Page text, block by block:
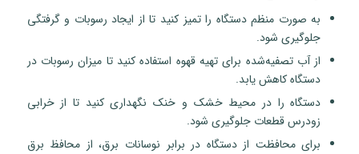
به صورت منظم دستگاه را تمیز کنید تا از ایجاد رسوبات و گرفتگی
جلوگیری شود.
از آب تصفیه‌شده برای تهیه قهوه استفاده کنید تا میزان رسوبات در
دستگاه کاهش یابد.
دستگاه را در محیط خشک و خنک نگهداری کنید تا از خرابی
زودرس قطعات جلوگیری شود.
برای محافظت از دستگاه در برابر نوسانات برق، از محافظ برق